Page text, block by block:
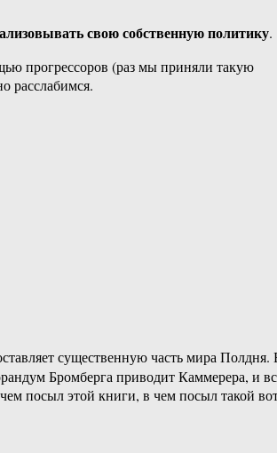
свою собственную политику.
прогрессоров (раз мы приняли такую
расслабимся.
существенную часть мира Полдня.
Бромберга приводит Каммерера, и
посыл этой книги, в чем посыл такой